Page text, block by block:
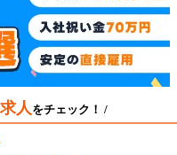
人 をチェック！ /